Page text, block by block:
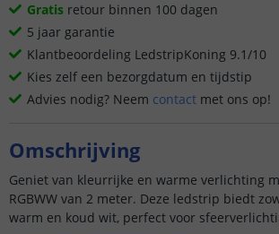
Gratis retour binnen 100 dagen
5 jaar garantie
Klantbeoordeling LedstripKoning 9.1/10
Kies zelf een bezorgdatum en tijdstip
Advies nodig? Neem contact met ons op!
Omschrijving
Geniet van kleurrijke en warme verlichting
RGBWW van 2 meter. Deze ledstrip biedt
warm en koud wit, perfect voor